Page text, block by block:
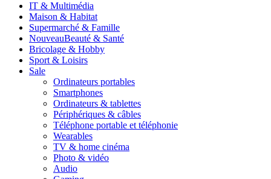
IT & Multimédia
Maison & Habitat
Supermarché & Famille
NouveauBeauté & Santé
Bricolage & Hobby
Sport & Loisirs
Sale
Ordinateurs portables
Smartphones
Ordinateurs & tablettes
Périphériques & câbles
Téléphone portable et téléphonie
Wearables
TV & home cinéma
Photo & vidéo
Audio